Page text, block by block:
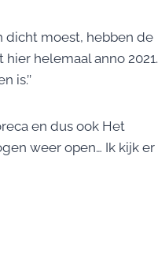
dicht moest, hebben de
helemaal anno 2021.
en dus ook Het
weer open… Ik kijk er